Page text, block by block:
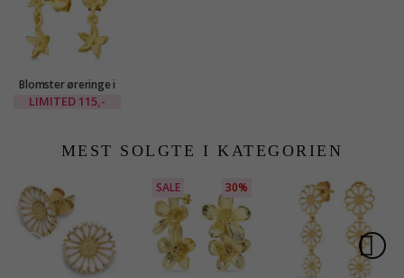
Blomster øreringe i
forgyldt messing -
LIMITED 115,-
MEST SOLGTE I KATEGORIEN
SALE 30%